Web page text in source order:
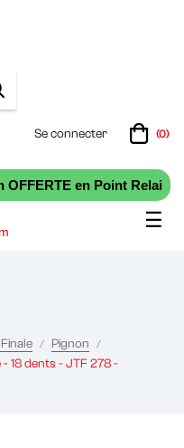
Se connecter (0)
OFFERTE en Point Relai
☰
Pignon
18 dents - JTF 278 -